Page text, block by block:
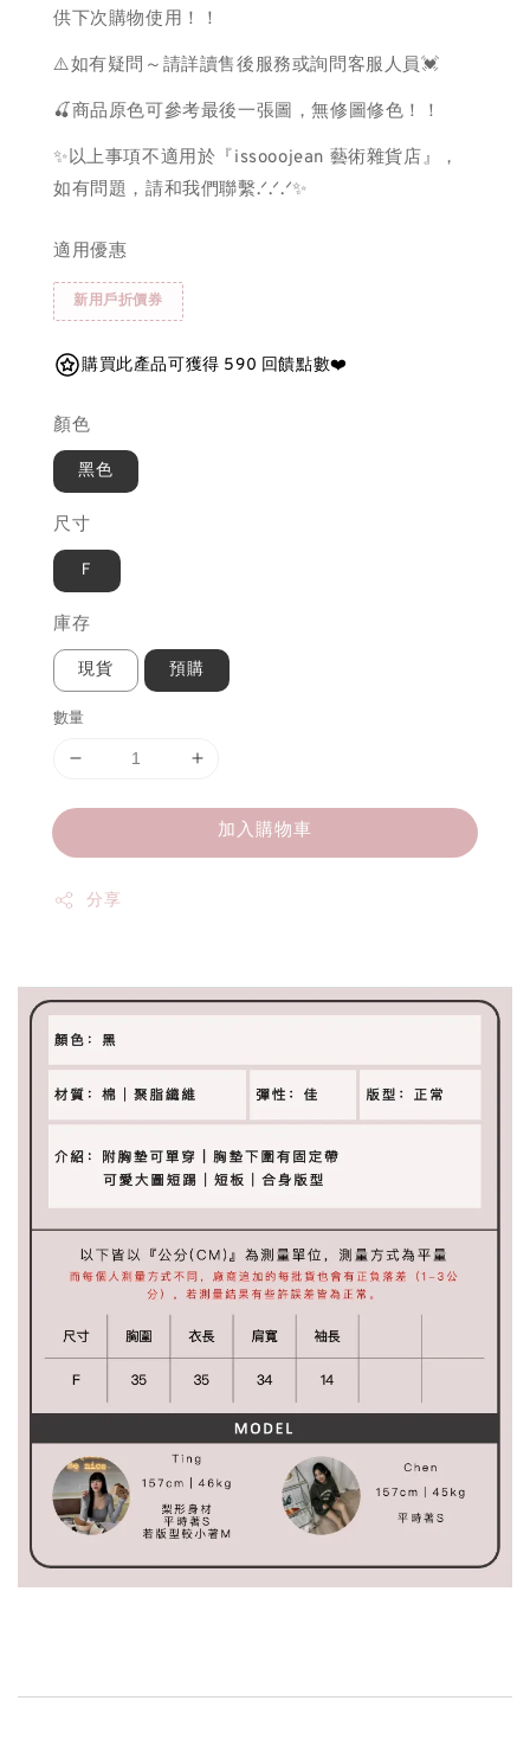
供下次購物使用！！
⚠️如有疑問～請詳讀售後服務或詢問客服人員💓
🍒商品原色可參考最後一張圖，無修圖修色！！
✨以上事項不適用於『issooojean 藝術雜貨店』，
如有問題，請和我們聯繫.ᐟ.ᐟ.ᐟ✨
適用優惠
新用戶折價券
購買此產品可獲得 590 回饋點數❤️
顏色
黑色
尺寸
Ｆ
庫存
現貨 預購
數量
加入購物車
分享